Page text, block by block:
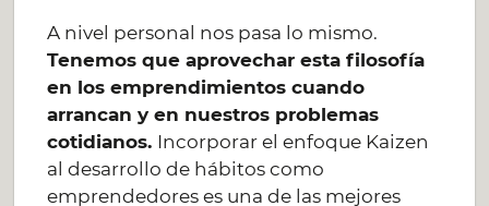
A nivel personal nos pasa lo mismo.
Tenemos que aprovechar esta filosofía
en los emprendimientos cuando
arrancan y en nuestros problemas
cotidianos. Incorporar el enfoque Kaizen
al desarrollo de hábitos como
emprendedores es una de las mejores